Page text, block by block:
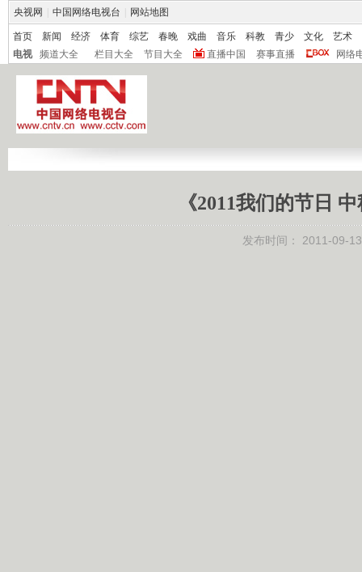
央视网 中国网络电视台 网站地图
首页 新闻 经济 体育 综艺 春晚 戏曲 音乐 科教 青少 文化
艺术
电视
频道大全 栏目大全 节目大全 直播中国 赛事直播 网络
《2011我们的节日
发布时间： 2011-09-